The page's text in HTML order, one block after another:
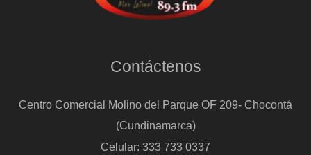
Contáctenos
Centro Comercial Molino del Parque OF 209- Chocontá
(Cundinamarca)
Celular: 333 733 0337